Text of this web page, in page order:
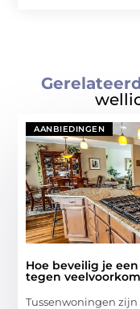
AANBIEDINGEN
Hoe beveilig je
tegen
Tussenwoningen